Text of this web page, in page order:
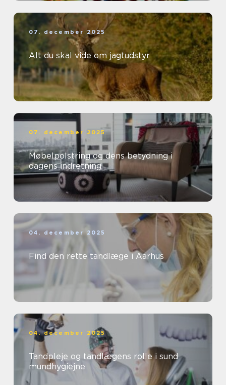
07. december 2025
Alt du skal vide om jagtudstyr
07. december 2025
Møbelpolstring og dens betydning i
dagens indretning
04. december 2025
Find den rette tandlæge i Aarhus
04. december 2025
Tandpleje og tandlægens rolle i sund
mundhygiejne